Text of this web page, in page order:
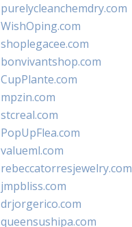
purelycleanchemdry.com
WishOping.com
shoplegacee.com
bonvivantshop.com
CupPlante.com
mpzin.com
stcreal.com
PopUpFlea.com
valueml.com
rebeccatorresjewelry.com
jmpbliss.com
drjorgerico.com
queensushipa.com